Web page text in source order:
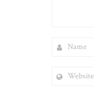
(OPTIONAL)